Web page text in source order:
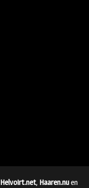
Helvoirt.net, Haaren.nuen